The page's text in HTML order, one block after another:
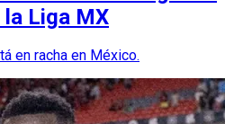
Liga MX
en racha en México.